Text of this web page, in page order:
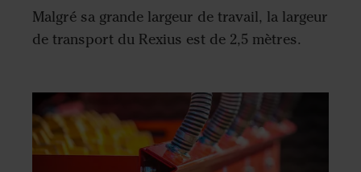
Malgré sa grande largeur de travail, la largeur
de transport du Rexius est de 2,5 mètres.